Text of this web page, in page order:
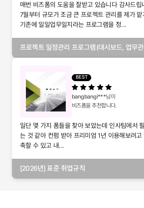
매번 비즈폼의 도움을 잘받고 있습니다 감사드립
7월부터 규모가 조금 큰 프로젝트 관리를 제가
기존에 일일업무일지라는 프로그램을 정...
프로젝트 일정관리 프로그램(대시보드, 업무
BEST
bangbangi***님이
비즈폼을 추천합니다.
일단 몇 가지 폼들을 찾아 보았는데 인사팀에서
는 것 같아 컨펌 받아 프리미엄 1년 이용해보려
축할 수 있고 내...
[2026년] 표준 취업규칙